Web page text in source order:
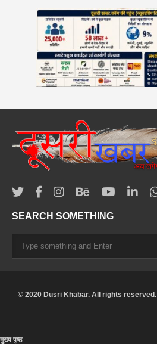
SEARCH SOMETHING
© 2020 Dusri Khabar. All rights reserved.
मुख्य पृष्ठ